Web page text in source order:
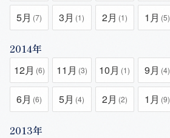
5月 (7) 3月 (1) 2月 (1) 1月 (5)
2014年
12月 (6) 11月 (3) 10月 (1) 9月 (4)
6月 (6) 5月 (4) 2月 (2) 1月 (9)
2013年